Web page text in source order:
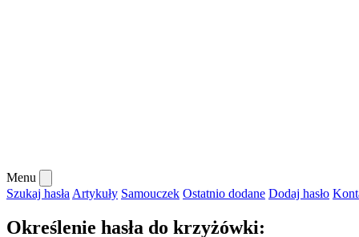
Menu
Szukaj hasła Artykuły Samouczek Ostatnio dodane Dodaj hasło
Określenie hasła do krzyżówki: